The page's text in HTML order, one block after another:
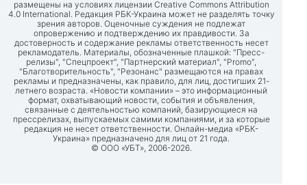
размещены на условиях лицензии Creative Commons Attribution
4.0 International. Редакция РБК-Украина может не разделять точку
зрения авторов. Оценочные суждения не подлежат
опровержению и подтверждению их правдивости. За
достоверность и содержание рекламы ответственность несет
рекламодатель. Материалы, обозначенные плашкой: "Пресс-
релизы", "Спецпроект", "Партнерский материал", "Promo",
"Благотворительность", "Резонанс" размещаются на правах
рекламы и предназначены, как правило, для лиц, достигших 21-
летнего возраста. «Новости компании» – это информационный
формат, охватывающий новости, события и объявления,
связанные с деятельностью компаний, базирующиеся на
прессрелизах, выпускаемых самими компаниями, и за которые
редакция не несет ответственности. Онлайн-медиа «РБК-
Украина» предназначено для лиц от 21 года.
© ООО «УБТ», 2006-2026.